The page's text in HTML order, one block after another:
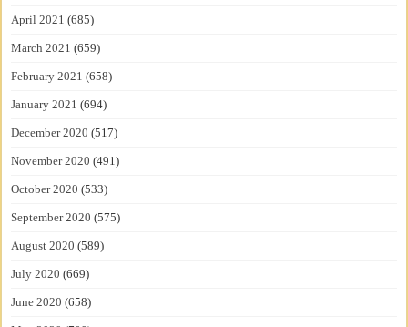
April 2021 (685)
March 2021 (659)
February 2021 (658)
January 2021 (694)
December 2020 (517)
November 2020 (491)
October 2020 (533)
September 2020 (575)
August 2020 (589)
July 2020 (669)
June 2020 (658)